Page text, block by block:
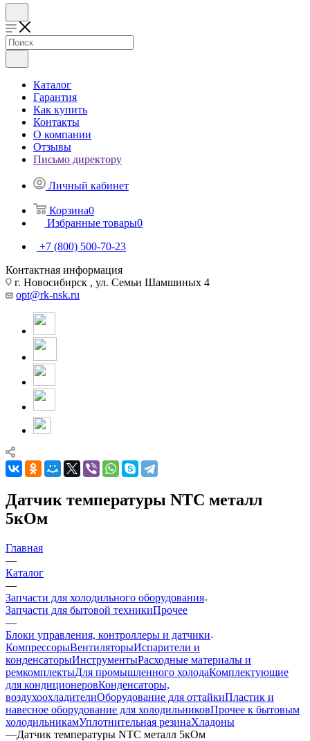
Каталог
Гарантия
Как купить
Контакты
О компании
Отзывы
Письмо директору
Личный кабинет
Корзина0
Избранные товары0
+7 (800) 500-70-23
Контактная информация
г. Новосибирск , ул. Семьи Шамшиных 4
opt@rk-nsk.ru
Датчик температуры NTC металл
5кОм
Главная
—
Каталог
—
Запчасти для холодильного оборудования
Запчасти для бытовой техникиПрочее
—
Блоки управления, контроллеры и датчики
КомпрессорыВентиляторыИспарители и
конденсаторыИнструментыРасходные материалы и
ремкомплектыДля промышленного холодаКомплектующие
для кондиционеровКонденсаторы,
воздухоохладителиОборудование для оттайкиПластик и
навесное оборудование для холодильниковПрочее к бытовым
холодильникамУплотнительная резинаХладоны
—Датчик температуры NTC металл 5кОм